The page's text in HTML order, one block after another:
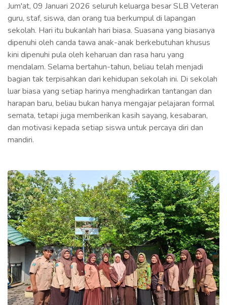
Jum'at, 09 Januari 2026 seluruh keluarga besar SLB Veteran
guru, staf, siswa, dan orang tua berkumpul di lapangan
sekolah. Hari itu bukanlah hari biasa. Suasana yang biasanya
dipenuhi oleh canda tawa anak-anak berkebutuhan khusus
kini dipenuhi pula oleh keharuan dan rasa haru yang
mendalam. Selama bertahun-tahun, beliau telah menjadi
bagian tak terpisahkan dari kehidupan sekolah ini. Di sekolah
luar biasa yang setiap harinya menghadirkan tantangan dan
harapan baru, beliau bukan hanya mengajar pelajaran formal
semata, tetapi juga memberikan kasih sayang, kesabaran,
dan motivasi kepada setiap siswa untuk percaya diri dan
mandiri.